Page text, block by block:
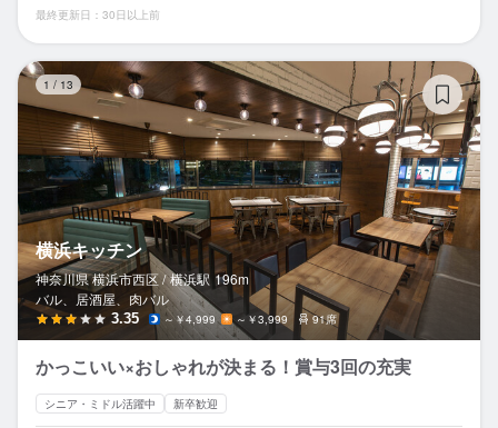
最終更新日：30日以上前
1 / 13
横浜キッチン
神奈川県 横浜市西区 / 横浜駅 196m
バル、居酒屋、肉バル
3.35 ～￥4,999 ～￥3,999 91席
かっこいい×おしゃれが決まる！賞与3回の充実
シニア・ミドル活躍中 新卒歓迎